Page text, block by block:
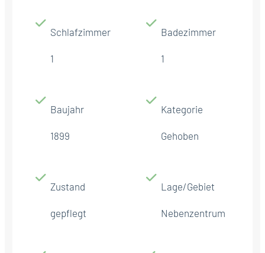
Schlafzimmer
1
Badezimmer
1
Baujahr
1899
Kategorie
Gehoben
Zustand
gepflegt
Lage/Gebiet
Nebenzentrum